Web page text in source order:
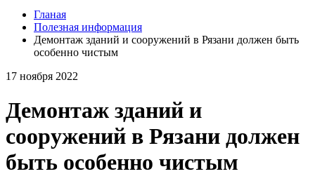
Гланая
Полезная информация
Демонтаж зданий и сооружений в Рязани должен быть
особенно чистым
17 ноября 2022
Демонтаж зданий и
сооружений в Рязани должен
быть особенно чистым